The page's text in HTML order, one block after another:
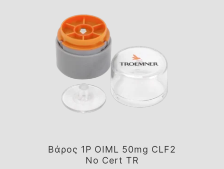
Βάρος 1P OIML 50mg CLF2
No Cert TR